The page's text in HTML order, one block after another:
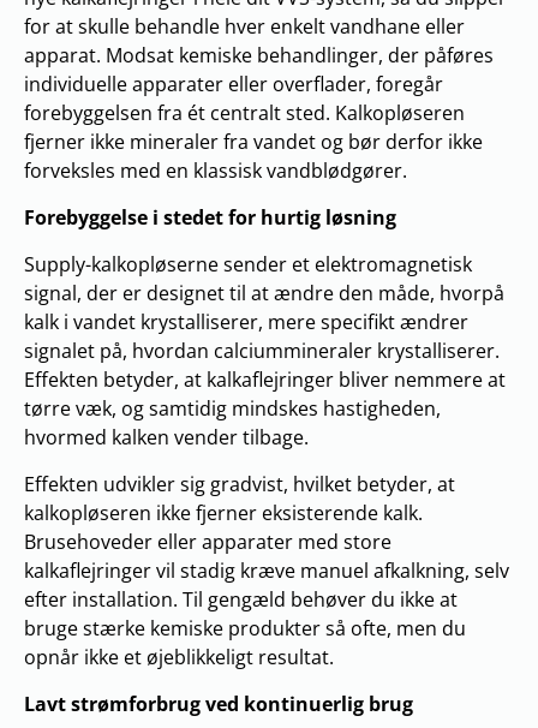
for at skulle behandle hver enkelt vandhane eller
apparat. Modsat kemiske behandlinger, der påføres
individuelle apparater eller overflader, foregår
forebyggelsen fra ét centralt sted. Kalkopløseren
fjerner ikke mineraler fra vandet og bør derfor ikke
forveksles med en klassisk vandblødgører.
Forebyggelse i stedet for hurtig løsning
Supply-kalkopløserne sender et elektromagnetisk
signal, der er designet til at ændre den måde, hvorpå
kalk i vandet krystalliserer, mere specifikt ændrer
signalet på, hvordan calciummineraler krystalliserer.
Effekten betyder, at kalkaflejringer bliver nemmere at
tørre væk, og samtidig mindskes hastigheden,
hvormed kalken vender tilbage.
Effekten udvikler sig gradvist, hvilket betyder, at
kalkopløseren ikke fjerner eksisterende kalk.
Brusehoveder eller apparater med store
kalkaflejringer vil stadig kræve manuel afkalkning, selv
efter installation. Til gengæld behøver du ikke at
bruge stærke kemiske produkter så ofte, men du
opnår ikke et øjeblikkeligt resultat.
Lavt strømforbrug ved kontinuerlig brug